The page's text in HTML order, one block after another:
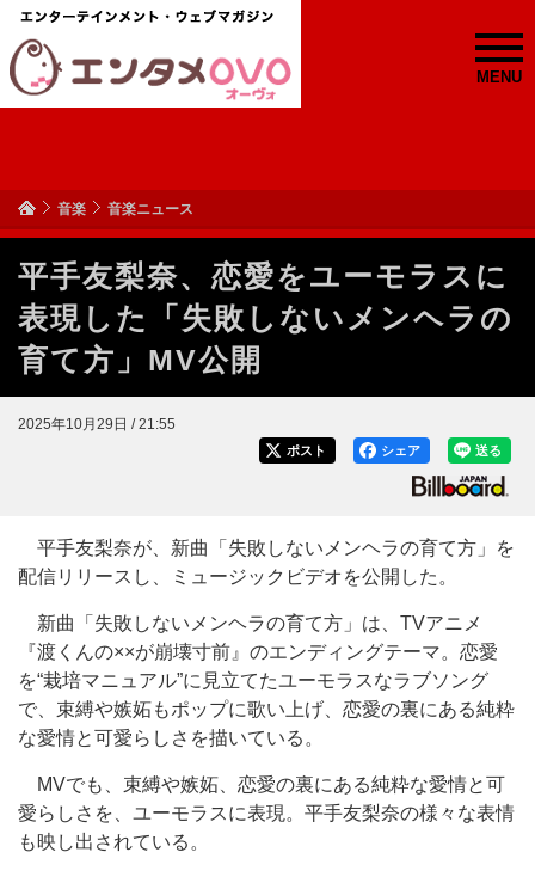
MENU
音楽 音楽ニュース
平手友梨奈、恋愛をユーモラスに
表現した「失敗しないメンヘラの
育て方」MV公開
2025年10月29日 / 21:55
送る
シェア
ポスト
平手友梨奈が、新曲「失敗しないメンヘラの育て方」を
配信リリースし、ミュージックビデオを公開した。
新曲「失敗しないメンヘラの育て方」は、TVアニメ
『渡くんの××が崩壊寸前』のエンディングテーマ。恋愛
を“栽培マニュアル”に見立てたユーモラスなラブソング
で、束縛や嫉妬もポップに歌い上げ、恋愛の裏にある純粋
な愛情と可愛らしさを描いている。
MVでも、束縛や嫉妬、恋愛の裏にある純粋な愛情と可
愛らしさを、ユーモラスに表現。平手友梨奈の様々な表情
も映し出されている。